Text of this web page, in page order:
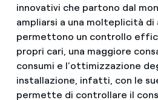
innovativi che partono dal
ampliarsi a una molteplicità
permettono un controllo
propri cari, una maggiore
consumi e l’ottimizzazione
installazione, infatti, con le
permette di controllare il